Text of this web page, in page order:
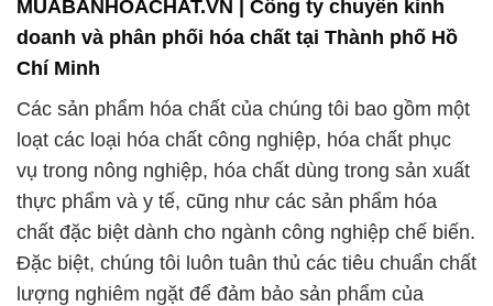
MUABANHOACHAT.VN | Công ty chuyên kinh
doanh và phân phối hóa chất tại Thành phố Hồ
Chí Minh
Các sản phẩm hóa chất của chúng tôi bao gồm một
loạt các loại hóa chất công nghiệp, hóa chất phục
vụ trong nông nghiệp, hóa chất dùng trong sản xuất
thực phẩm và y tế, cũng như các sản phẩm hóa
chất đặc biệt dành cho ngành công nghiệp chế biến.
Đặc biệt, chúng tôi luôn tuân thủ các tiêu chuẩn chất
lượng nghiêm ngặt để đảm bảo sản phẩm của